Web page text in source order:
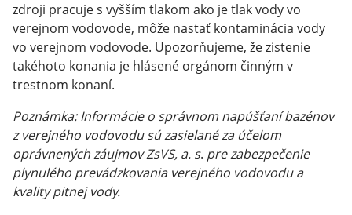
zdroji pracuje s vyšším tlakom ako je tlak vody vo
verejnom vodovode, môže nastať kontaminácia vody
vo verejnom vodovode. Upozorňujeme, že zistenie
takéhoto konania je hlásené orgánom činným v
trestnom konaní.
Poznámka: Informácie o správnom napúšťaní bazénov
z verejného vodovodu sú zasielané za účelom
oprávnených záujmov ZsVS, a. s. pre zabezpečenie
plynulého prevádzkovania verejného vodovodu a
kvality pitnej vody.